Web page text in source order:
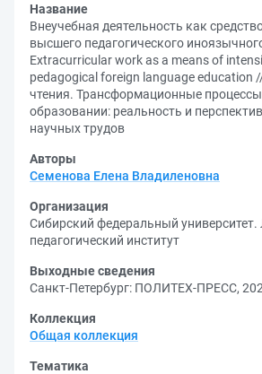
Название
Внеучебная деятельность как
высшего педагогического
Extracurricular work as a means of
pedagogical foreign language education
чтения. Трансформационные
образовании: реальность и
научных трудов
Авторы
Семенова Елена Владиленовна
Организация
Сибирский федеральный университет.
педагогический институт
Выходные сведения
Санкт-Петербург: ПОЛИТЕХ-ПРЕСС,
Коллекция
Общая коллекция
Тематика